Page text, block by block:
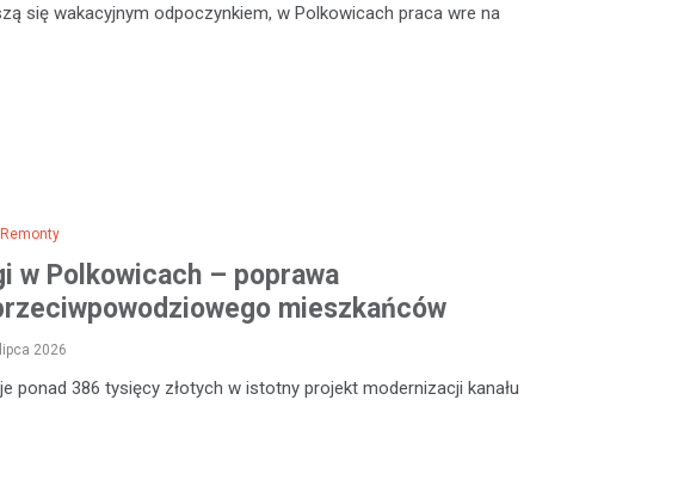
się wakacyjnym odpoczynkiem, w Polkowicach praca wre na
Remonty
w Polkowicach – poprawa
mieszkańców
2026
ponad 386 tysięcy złotych w istotny projekt modernizacji kanału